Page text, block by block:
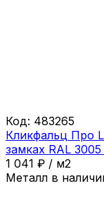
Код: 483265
Кликфальц Про
замках RAL
1 041 ₽ / м2
Металл в